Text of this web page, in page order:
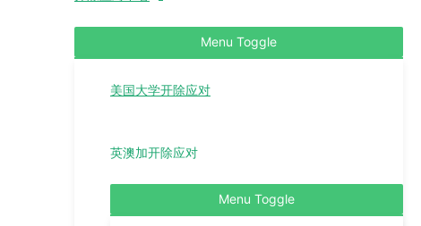
Menu Toggle
美国大学开除应对
英澳加开除应对
Menu Toggle